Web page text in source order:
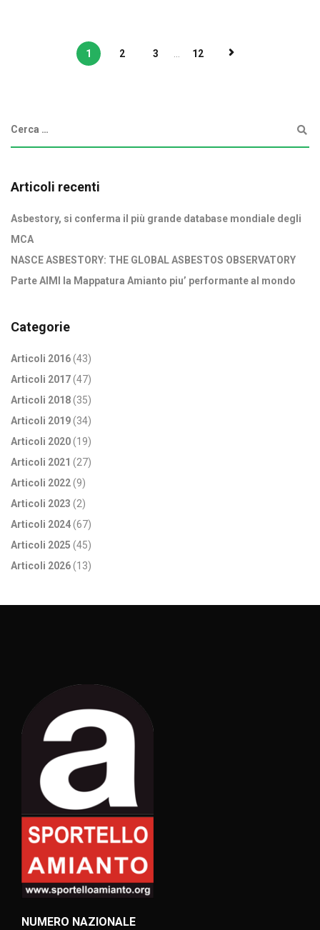
1 2 3 ... 12
Articoli recenti
Asbestory, si conferma il più grande database mondiale degli
MCA
NASCE ASBESTORY: THE GLOBAL ASBESTOS OBSERVATORY
Parte AIMI la Mappatura Amianto piu’ performante al mondo
Categorie
Articoli 2016(43)
Articoli 2017(47)
Articoli 2018(35)
Articoli 2019(34)
Articoli 2020(19)
Articoli 2021 (27)
Articoli 2022(9)
Articoli 2023 (2)
Articoli 2024(67)
Articoli 2025 (45)
Articoli 2026(13)
NUMERO NAZIONALE